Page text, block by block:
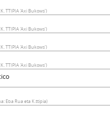
TTIPIA 'Axi Bukows')
TTIPIA 'Axi Bukows')
TTIPIA 'Axi Bukows')
TTIPIA 'Axi Bukows')
Eba Rua eta K.ttipia)